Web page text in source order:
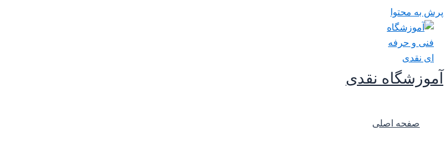
پرش به محتوا
آموزشگاه نقدی
صفحه اصلی